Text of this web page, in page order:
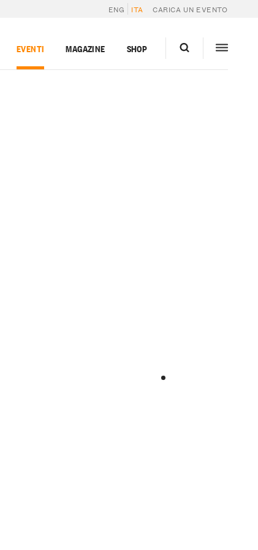
ENG ITA CARICA UN EVENTO
EVENTI MAGAZINE SHOP